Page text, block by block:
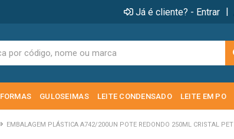
Já é cliente? - Entrar |
FORMAS GULOSEIMAS LEITE CONDENSADO LEITE EM PO
EMBALAGEM PLÁSTICA A742/200UN POTE REDONDO 250ML CRISTAL PET